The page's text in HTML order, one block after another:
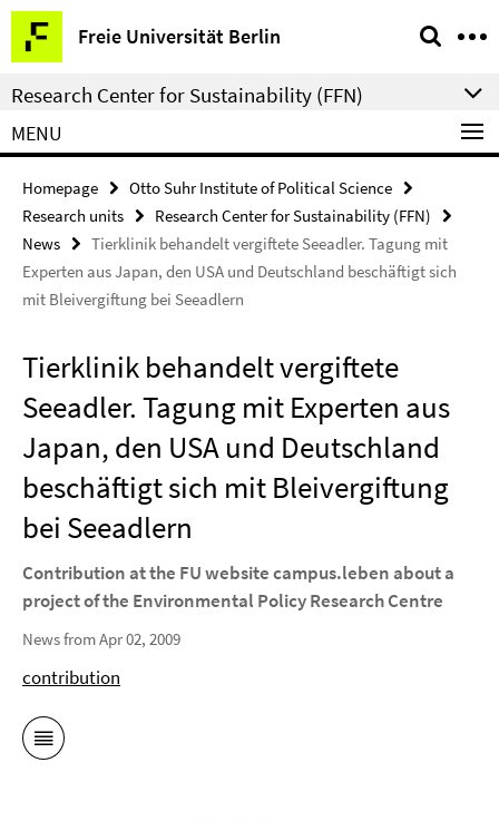
Springe
direkt
zu
Inhalt
Freie Universität Berlin
Service
Navigation
Research Center for Sustainability (FFN)
MENU
Homepage
Otto Suhr Institute of Political Science
Research units
Research Center for Sustainability (FFN)
News
Tierklinik behandelt vergiftete Seeadler. Tagung mit
Experten aus Japan, den USA und Deutschland beschäftigt sich
mit Bleivergiftung bei Seeadlern
Tierklinik behandelt vergiftete
Seeadler. Tagung mit Experten aus
Japan, den USA und Deutschland
beschäftigt sich mit Bleivergiftung
bei Seeadlern
Contribution at the FU website campus.leben about a
project of the Environmental Policy Research Centre
News from Apr 02, 2009
contribution